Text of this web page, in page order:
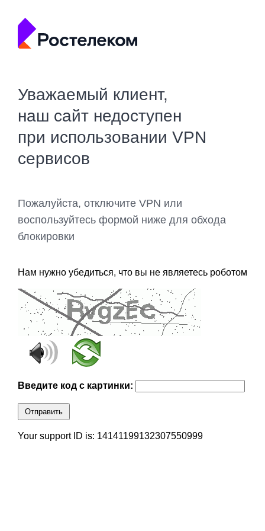
Уважаемый клиент,
наш сайт недоступен
при использовании VPN
сервисов
Пожалуйста, отключите VPN или
воспользуйтесь формой ниже для обхода
блокировки
Нам нужно убедиться, что вы не являетесь роботом
Введите код с картинки:
Отправить
Your support ID is: 14141199132307550999